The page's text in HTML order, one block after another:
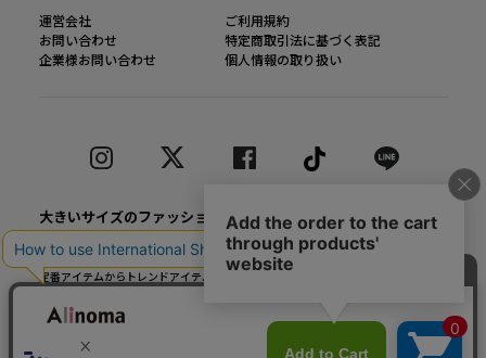
運営会社
ご利用規約
お問い合わせ
特定商取引法に基づく表記
企業様お問い合わせ
個人情報の取り扱い
大きいサイズのファッション通販【Alinoma】
「Alinoma（アリノマ）は人気ブランドの大きいサイズアイテムを豊富に取りそろ
えるファッション通販サイトです。
定番アイテムからトレンドアイテムまで、様々なカテゴリから大きいサイズ（L～
10L）ファッションをお探しできます！